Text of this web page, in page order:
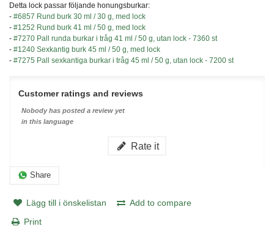
Detta lock passar följande honungsburkar:
- #6857 Rund burk 30 ml / 30 g, med lock
- #1252 Rund burk 41 ml / 50 g, med lock
- #7270 Pall runda burkar i tråg 41 ml / 50 g, utan lock - 7360 st
- #1240 Sexkantig burk 45 ml / 50 g, med lock
- #7275 Pall sexkantiga burkar i tråg 45 ml / 50 g, utan lock - 7200 st
Customer ratings and reviews
Nobody has posted a review yet
in this language
Rate it
Share
Lägg till i önskelistan
Add to compare
Print